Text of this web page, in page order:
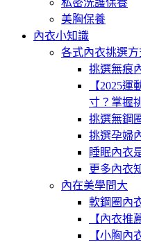
私密洗護保養
美胸保養
內衣小知識
各式內衣挑選方
挑選無痕
【2025
寸？掌握
挑選無鋼
挑選孕婦
睡眠內衣
更多內衣
內在美學問大
軟鋼圈內
【內衣推
【小胸內